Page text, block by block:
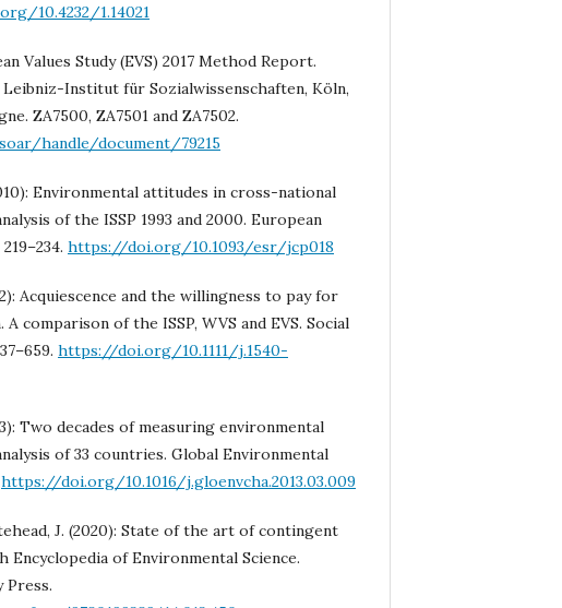
10.4232/1.14021
Values Study (EVS) 2017 Method Report.
Leibniz-Institut für Sozialwissenschaften, Köln,
ZA7500, ZA7501 and ZA7502.
handle/document/79215
Environmental attitudes in cross-national
of the ISSP 1993 and 2000. European
https://doi.org/10.1093/esr/jcp018
Acquiescence and the willingness to pay for
comparison of the ISSP, WVS and EVS. Social
https://doi.org/10.1111/j.1540-
Two decades of measuring environmental
of 33 countries. Global Environmental
https://doi.org/10.1016/j.gloenvcha.2013.03.009
J. (2020): State of the art of contingent
Encyclopedia of Environmental Science.
Press.